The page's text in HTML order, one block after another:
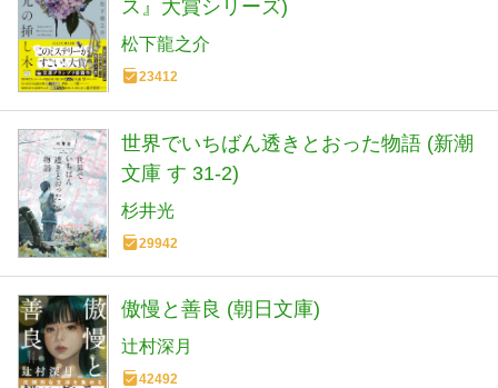
ス』大賞シリーズ)
松下龍之介
23412
世界でいちばん透きとおった物語 (新潮
文庫 す 31-2)
杉井光
29942
傲慢と善良 (朝日文庫)
辻村深月
42492